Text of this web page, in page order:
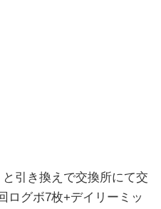
引き換えで交換所にて交
ログボ7枚+デイリーミッ